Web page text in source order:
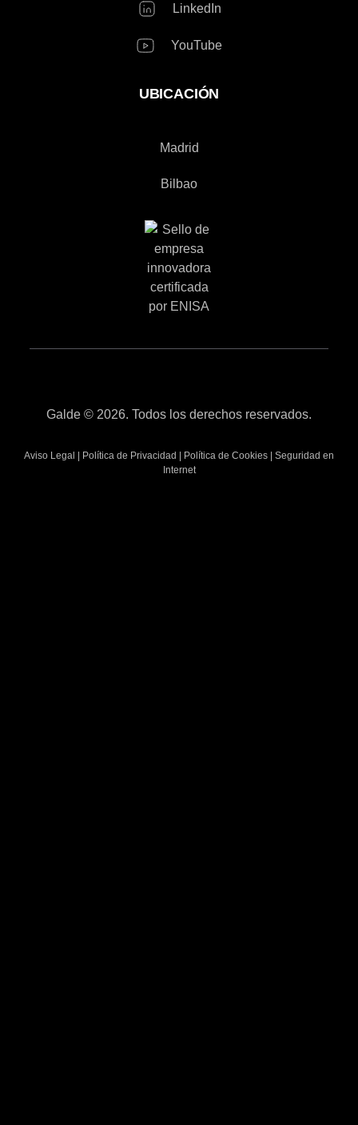
LinkedIn
YouTube
UBICACIÓN
Madrid
Bilbao
Galde © 2026. Todos los derechos reservados.
Aviso Legal Política de Privacidad Política de Cookies
Seguridad en
Internet